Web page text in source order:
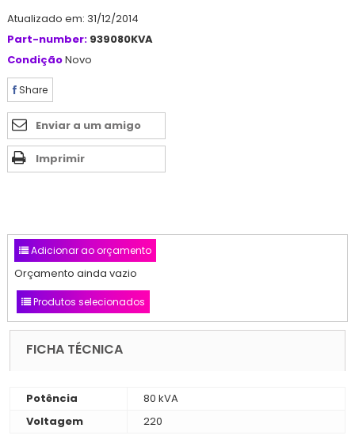
Atualizado em: 31/12/2014
Part-number: 939080KVA
CondiçãoNovo
Share
Enviar a um amigo
Imprimir
Adicionar ao orçamento
Orçamento ainda vazio
Produtos selecionados
FICHA TÉCNICA
Potência
80 kVA
Voltagem
220